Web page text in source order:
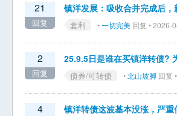
21
回复
镇洋发展：吸收合并完成后
套利 •一切完美 回复 • 2026-
2
回复
25.9.5日是谁在买镇洋转债?
债券/可转债 •北山坡脚 回复
4 镇洋转债这波基本没涨，严